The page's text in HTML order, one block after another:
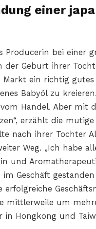
einer
Producerin bei einer
Geburt ihrer
ein richtig gutes
Babyöl zu
Handel. Aber mit
erzählt die
nach ihrer Tochter
Weg. „Ich habe
und
Geschäft
mittlerweile um
in Hongkong und